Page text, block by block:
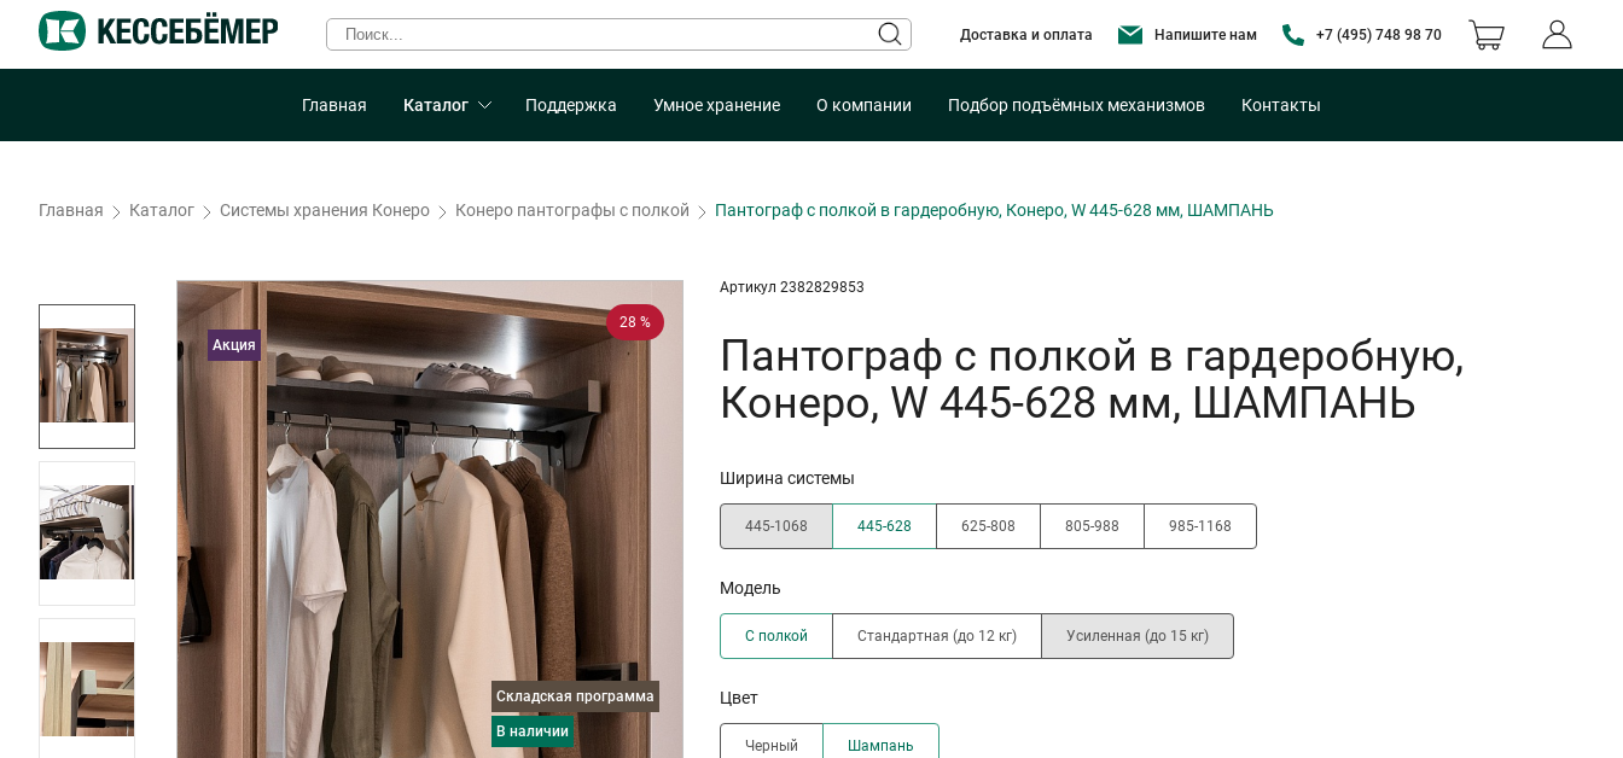
Доставка и оплата Напишите нам +7 (495) 748 98 70
Главная Каталог Поддержка Умное хранение О компании Подбор подъёмных механизмов Контакты
Главная Каталог Системы хранения Конеро Конеро пантографы с полкой Пантограф с полкой в гардеробную, Конеро, W 445-628 мм, ШАМПАНЬ
28 %
Складская программа
в наличии
Акция
Артикул 2382829853
Пантограф с полкой в гардеробную,
Конеро, W 445-628 мм, ШАМПАНЬ
Ширина системы
445-1068 445-628 625-808 805-988 985-1168
Модель
С полкой Стандартная (до 12 кг) Усиленная (до 15 кг)
Цвет
Черный Шампань